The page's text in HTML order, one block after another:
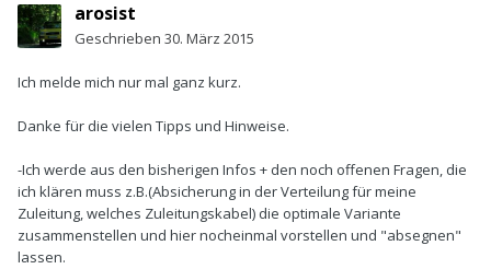
arosist
Geschrieben 30. März 2015
Ich melde mich nur mal ganz kurz.
Danke für die vielen Tipps und Hinweise.
-Ich werde aus den bisherigen Infos + den noch offenen Fragen, die
ich klären muss z.B.(Absicherung in der Verteilung für meine
Zuleitung, welches Zuleitungskabel) die optimale Variante
zusammenstellen und hier nocheinmal vorstellen und "absegnen"
lassen.